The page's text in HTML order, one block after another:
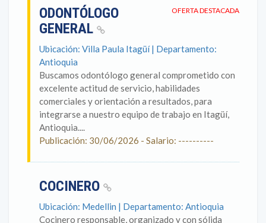
OFERTA DESTACADA
ODONTÓLOGO
GENERAL
Ubicación: Villa Paula Itagüí | Departamento:
Antioquia
Buscamos odontólogo general comprometido con
excelente actitud de servicio, habilidades
comerciales y orientación a resultados, para
integrarse a nuestro equipo de trabajo en Itagüí,
Antioquia....
Publicación: 30/06/2026 - Salario: ----------
COCINERO
Ubicación: Medellin | Departamento: Antioquia
Cocinero responsable, organizado y con sólida